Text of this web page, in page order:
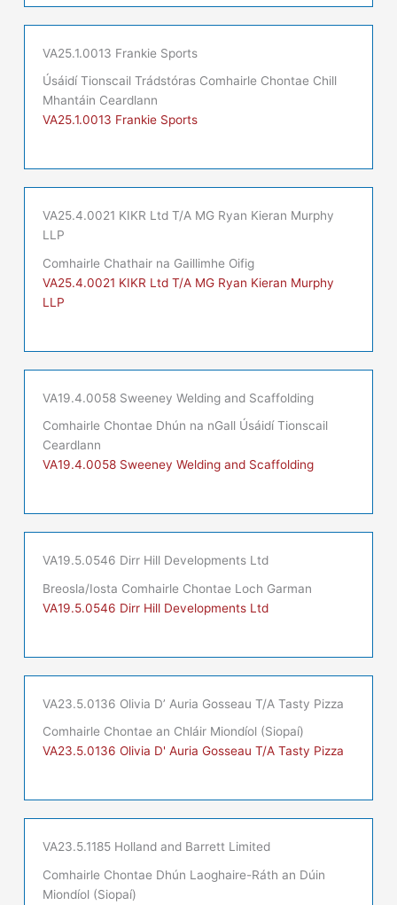
VA25.1.0013 Frankie Sports
Úsáidí Tionscail Trádstóras Comhairle Chontae Chill
Mhantáin Ceardlann
VA25.1.0013 Frankie Sports
VA25.4.0021 KIKR Ltd T/A MG Ryan Kieran Murphy
LLP
Comhairle Chathair na Gaillimhe Oifig
VA25.4.0021 KIKR Ltd T/A MG Ryan Kieran Murphy
LLP
VA19.4.0058 Sweeney Welding and Scaffolding
Comhairle Chontae Dhún na nGall Úsáidí Tionscail
Ceardlann
VA19.4.0058 Sweeney Welding and Scaffolding
VA19.5.0546 Dirr Hill Developments Ltd
Breosla/Iosta Comhairle Chontae Loch Garman
VA19.5.0546 Dirr Hill Developments Ltd
VA23.5.0136 Olivia D’ Auria Gosseau T/A Tasty Pizza
Comhairle Chontae an Chláir Miondíol (Siopaí)
VA23.5.0136 Olivia D' Auria Gosseau T/A Tasty Pizza
VA23.5.1185 Holland and Barrett Limited
Comhairle Chontae Dhún Laoghaire-Ráth an Dúin
Miondíol (Siopaí)